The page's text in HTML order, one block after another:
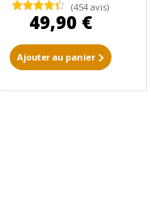
(454 avis)
49,90 €
Ajouter au panier